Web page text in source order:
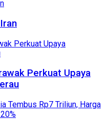
Perkuat Upaya